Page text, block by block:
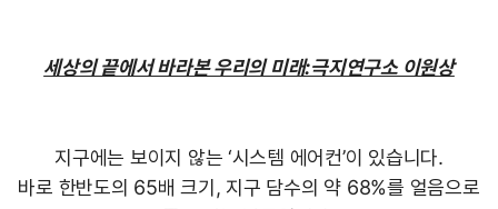
세상의 끝에서 바라본 우리의 미래:극지연구소 이원상
지구에는 보이지 않는 ‘시스템 에어컨’이 있습니다.
바로 한반도의 65배 크기, 지구 담수의 약 68%를 얼음으로